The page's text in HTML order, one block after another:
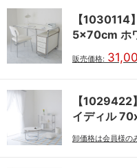
【1030114
5x70cm ホ
販売価格:
【1029422
イディル
卸価格は会員様の